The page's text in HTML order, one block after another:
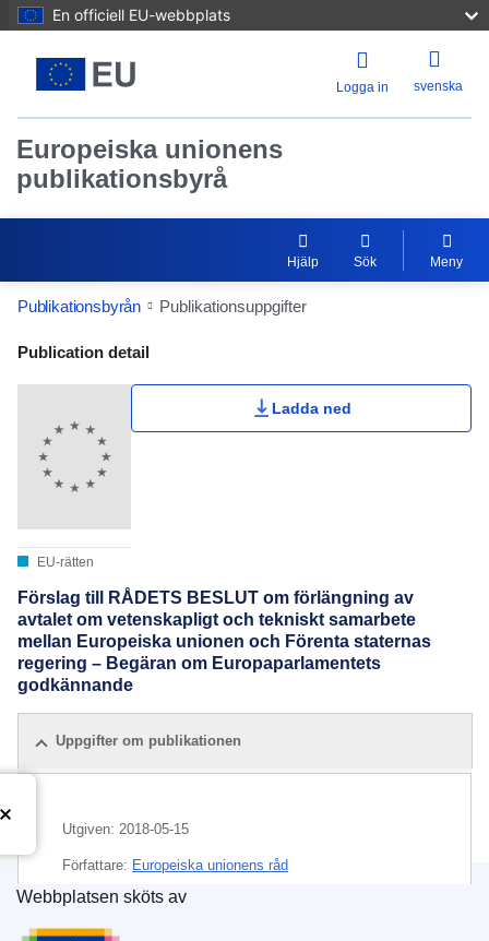
En officiell EU-webbplats
Logga in svenska
Europeiska unionens
publikationsbyrå
Hjälp Sök Meny
Publikationsbyrån Publikationsuppgifter
Publication Detail Actions Portlet
Publication detail
EU-rätten
Ladda ned
Förslag till RÅDETS BESLUT om förlängning av
avtalet om vetenskapligt och tekniskt samarbete
mellan Europeiska unionen och Förenta staternas
regering – Begäran om Europaparlamentets
godkännande
Uppgifter om publikationen
Utgiven: 2018-05-15
Författare: Europeiska unionens råd
IMMC : ST 8757 2018 INIT
Europeiska unionens publikationsbyrå
Webbplatsen sköts av